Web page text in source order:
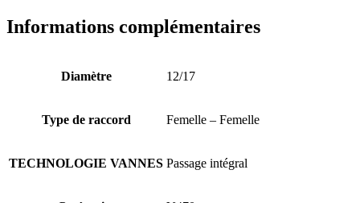
Informations complémentaires
Diamètre 12/17
Type de raccord Femelle – Femelle
TECHNOLOGIE VANNES Passage intégral